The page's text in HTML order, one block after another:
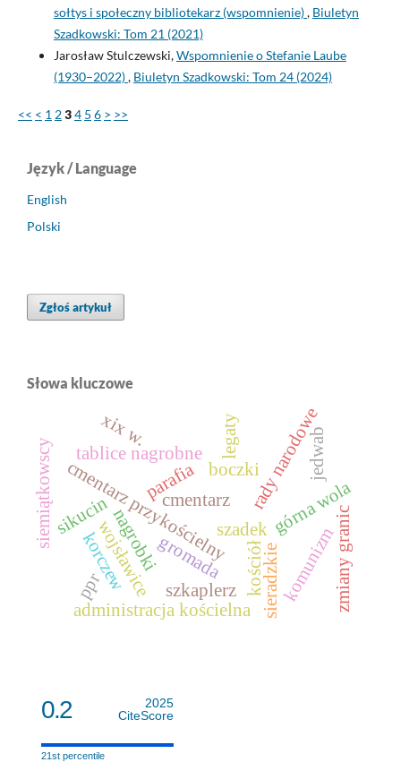
sołtys i społeczny bibliotekarz (wspomnienie), Biuletyn
Szadkowski: Tom 21 (2021)
Jarosław Stulczewski,Wspomnienie o Stefanie Laube
(1930–2022), Biuletyn Szadkowski: Tom 24 (2024)
<< < 1 234 5 6 > >>
Język / Language
English
Polski
Zgłoś artykuł
Słowa kluczowe
szadek
cmentarz
kościół
parafia
cmentarz przykościelny
nagrobki
tablice nagrobne
boczki
sieradzkie
sikucin
gromada
rady narodowe
górna wola
siemiątkowscy
wojsławice
legaty
xix w.
szkaplerz
jedwab
korczew zmiany granic
administracja kościelna
komunizm
ppr
0.2
2025
CiteScore
21st percentile